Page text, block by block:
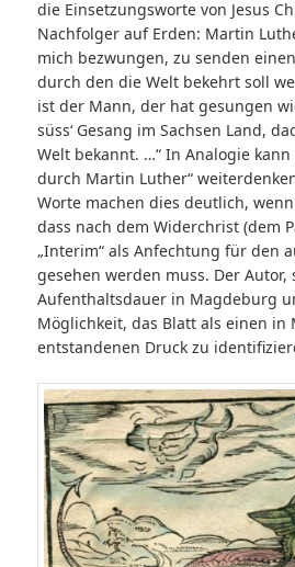
die Einsetzungsworte von Jesus
Nachfolger auf Erden: Martin
mich bezwungen, zu senden
durch den die Welt bekehrt soll
ist der Mann, der hat gesungen
süss‘ Gesang im Sachsen Land,
Welt bekannt. …“ In Analogie
durch Martin Luther“
Worte machen dies deutlich,
dass nach dem Widerchrist (dem
„Interim“ als Anfechtung für den
gesehen werden muss. Der Autor,
Aufenthaltsdauer in Magdeburg
Möglichkeit, das Blatt als einen in
entstandenen Druck zu